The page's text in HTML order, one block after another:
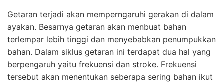
Getaran terjadi akan memperngaruhi gerakan di dalam
ayakan. Besarnya getaran akan menbuat bahan
terlempar lebih tinggi dan menyebabkan penumpukkan
bahan. Dalam siklus getaran ini terdapat dua hal yang
berpengaruh yaitu frekuensi dan stroke. Frekuensi
tersebut akan menentukan seberapa sering bahan ikut